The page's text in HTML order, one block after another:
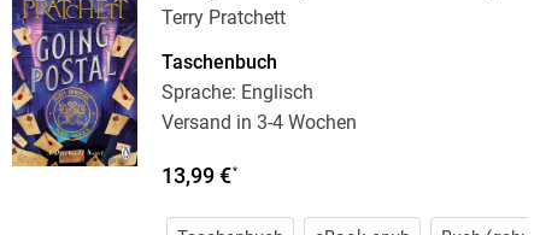
Terry Pratchett
Taschenbuch
Sprache: Englisch
Versand in 3-4 Wochen
13,99 €*